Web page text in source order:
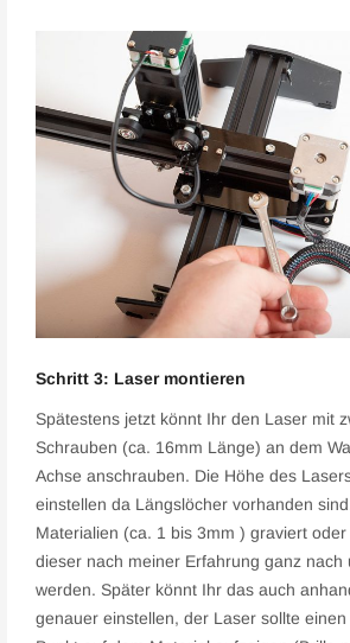
Schritt 3: Laser montieren
Spätestens jetzt könnt Ihr den Laser mit
Schrauben (ca. 16mm Länge) an dem
Achse anschrauben. Die Höhe des
einstellen da Längslöcher vorhanden
Materialien (ca. 1 bis 3mm ) graviert
dieser nach meiner Erfahrung ganz nach
werden. Später könnt Ihr das auch
genauer einstellen, der Laser sollte